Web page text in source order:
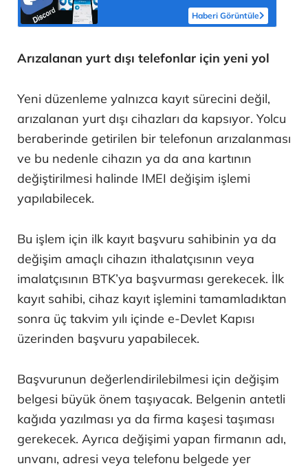
Haberi Görüntüle
Arızalanan yurt dışı telefonlar için yeni yol
Yeni düzenleme yalnızca kayıt sürecini değil,
arızalanan yurt dışı cihazları da kapsıyor. Yolcu
beraberinde getirilen bir telefonun arızalanması
ve bu nedenle cihazın ya da ana kartının
değiştirilmesi halinde IMEI değişim işlemi
yapılabilecek.
Bu işlem için ilk kayıt başvuru sahibinin ya da
değişim amaçlı cihazın ithalatçısının veya
imalatçısının BTK’ya başvurması gerekecek. İlk
kayıt sahibi, cihaz kayıt işlemini tamamladıktan
sonra üç takvim yılı içinde e-Devlet Kapısı
üzerinden başvuru yapabilecek.
Başvurunun değerlendirilebilmesi için değişim
belgesi büyük önem taşıyacak. Belgenin antetli
kağıda yazılması ya da firma kaşesi taşıması
gerekecek. Ayrıca değişimi yapan firmanın adı,
unvanı, adresi veya telefonu belgede yer